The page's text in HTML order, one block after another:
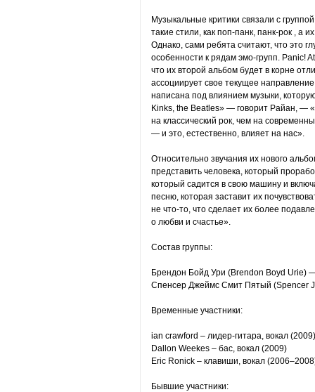
Музыкальные критики связали с
такие стили, как поп-панк, панк-рок , а
Однако, сами ребята считают, что это
особенности к рядам эмо-групп. Panic!
что их второй альбом будет в корне
ассоциирует свое текущее
написана под влиянием музыки,
Kinks, the Beatles» — говорит Райан, —
на классический рок, чем на
— и это, естественно, влияет на нас».
Относительно звучания их нового
представить человека, который
который садится в свою машину и
песню, которая заставит их
не что-то, что сделает их более
о любви и счастье».
Состав группы:
Брендон Бойд Ури (Brendon Boyd Urie)
Спенсер Джеймс Смит Пятый (Spencer
Временные участники:
ian crawford – лидер-гитара, вокал (2009)
Dallon Weekes – бас, вокал (2009)
Eric Ronick – клавиши, вокал
Бывшие участники: